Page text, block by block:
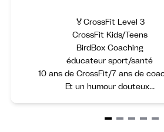
🏅CrossFit Level 3
CrossFit Kids/Teens
BirdBox Coaching
éducateur sport/santé
10 ans de CrossFit/7 ans de
Et un humour douteux...